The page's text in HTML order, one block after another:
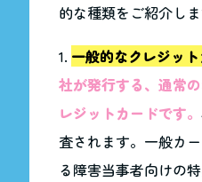
的な種類をご紹介しま
一般的なクレジッ
社が発行する、通常
レジットカードです。
査されます。一般カ
る障害当事者向けの